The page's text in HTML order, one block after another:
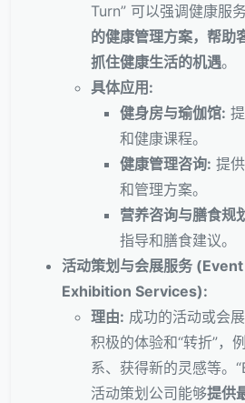
Turn” 可以强调健康服
的健康管理方案，帮助
抓住健康生活的机遇。
具体应用:
健身房与瑜伽馆:
和健康课程。
健康管理咨询: 提
和管理方案。
营养咨询与膳食规
指导和膳食建议。
活动策划与会展服务
Exhibition Services):
理由: 成功的活动或会
积极的体验和“转折”，
系、获得新的灵感等。
活动策划公司能够提供